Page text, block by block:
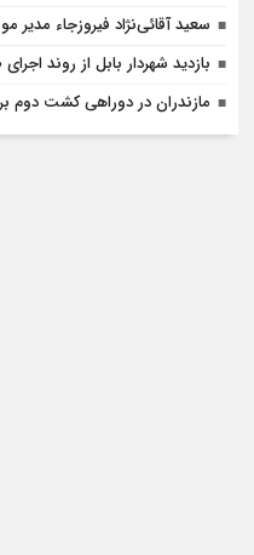
سعید آقائی‌نژاد فیروزجاء مدیر
بازدید شهردار بابل از روند
مازندران در دوراهی کشت دوم